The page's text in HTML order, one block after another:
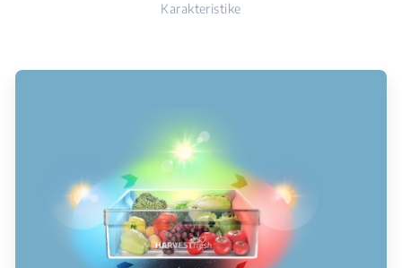
Karakteristike